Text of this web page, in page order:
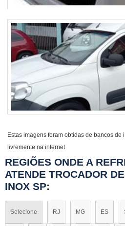
Estas imagens foram obtidas de bancos de
livremente na internet
REGIÕES ONDE A
ATENDE TROCADOR
INOX SP:
Selecione RJ MG ES